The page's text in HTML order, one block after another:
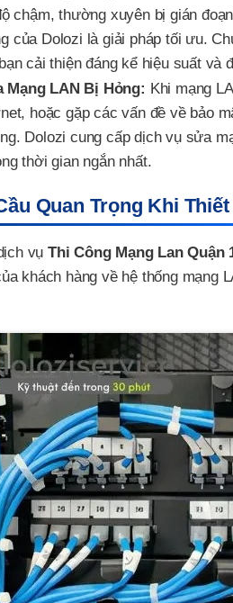
chậm, thường xuyên bị gián
của Dolozi là giải pháp tối ưu.
cải thiện đáng kể hiệu suất và
Mạng LAN Bị Hỏng: Khi mạng
hoặc gặp các vấn đề về bảo
Dolozi cung cấp dịch vụ sửa
thời gian ngắn nhất.
Quan Trọng Khi
vụ Thi Công Mạng Lan Quận
khách hàng về hệ thống